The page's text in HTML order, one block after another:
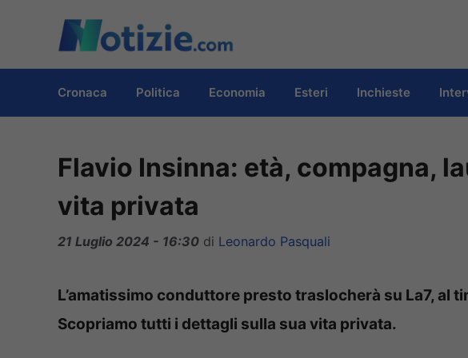
contenuto
Cronaca Politica Economia Esteri Inchieste
Flavio Insinna: età, compagna,
vita privata
21 Luglio 2024 - 16:30 di Leonardo Pasquali
L’amatissimo conduttore presto traslocherà su La7, al
Scopriamo tutti i dettagli sulla sua vita privata.